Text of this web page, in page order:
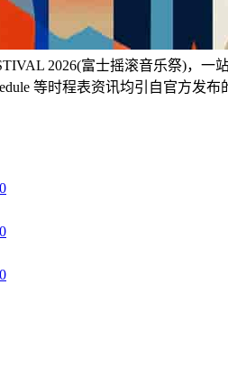
2026(富士摇滚音乐祭)，一
等时程表资讯均引自官方发布